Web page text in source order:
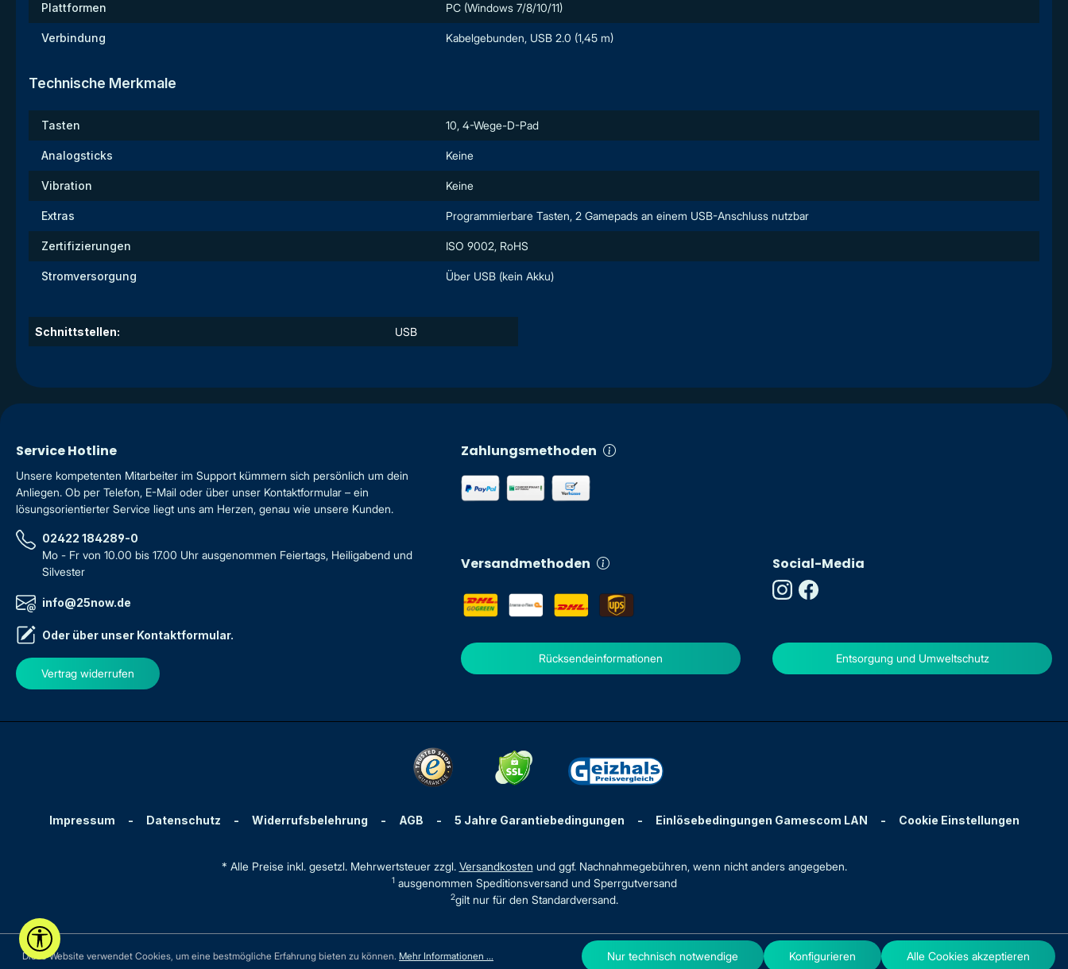
Plattformen PC (Windows 7/8/10/11)
Verbindung Kabelgebunden, USB 2.0 (1,45 m)
Technische Merkmale
Tasten 10, 4-Wege-D-Pad
Analogsticks Keine
Vibration Keine
Extras Programmierbare Tasten, 2 Gamepads an einem USB-Anschluss nutzbar
Zertifizierungen ISO 9002, RoHS
Stromversorgung Über USB (kein Akku)
Schnittstellen: USB
Service Hotline
Unsere kompetenten Mitarbeiter im Support kümmern sich persönlich um dein
Anliegen. Ob per Telefon, E-Mail oder über unser Kontaktformular – ein
lösungsorientierter Service liegt uns am Herzen, genau wie unsere Kunden.
02422 184289-0
Mo - Fr von 10.00 bis 17.00 Uhr ausgenommen Feiertags, Heiligabend und
Silvester
info@25now.de
Oder über unser Kontaktformular.
Vertrag widerrufen
Zahlungsmethoden
Versandmethoden
Rücksendeinformationen Entsorgung und Umweltschutz
Social-Media
Impressum - Datenschutz - Widerrufsbelehrung - AGB - 5 Jahre Garantiebedingungen - Einlösebedingungen Gamescom LAN - Cookie Einstellungen
* Alle Preise inkl. gesetzl. Mehrwertsteuer zzgl. Versandkosten und ggf. Nachnahmegebühren, wenn nicht anders angegeben.
1ausgenommen Speditionsversand und Sperrgutversand
2gilt nur für den Standardversand.
Werkzeugleiste anzeigen
Diese Website verwendet Cookies, um eine bestmögliche Erfahrung bieten zu können. Mehr Informationen ... Nur technisch notwendige Konfigurieren Alle Cookies akzeptieren